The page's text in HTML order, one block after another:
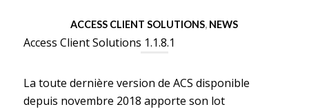
ACCESS CLIENT SOLUTIONS, NEWS
Access Client Solutions 1.1.8.1
La toute dernière version de ACS disponible
depuis novembre 2018 apporte son lot